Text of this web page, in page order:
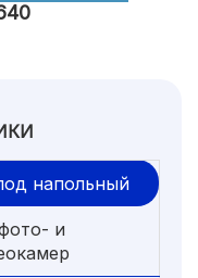
напольный
и